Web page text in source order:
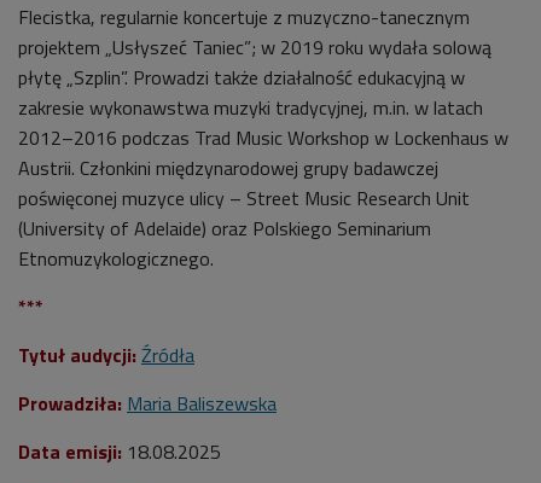
Flecistka, regularnie koncertuje z muzyczno-tanecznym
projektem „Usłyszeć Taniec”; w 2019 roku wydała solową
płytę „Szplin”. Prowadzi także działalność edukacyjną w
zakresie wykonawstwa muzyki tradycyjnej, m.in. w latach
2012–2016 podczas Trad Music Workshop w Lockenhaus w
Austrii. Członkini międzynarodowej grupy badawczej
poświęconej muzyce ulicy – Street Music Research Unit
(University of Adelaide) oraz Polskiego Seminarium
Etnomuzykologicznego.
***
Tytuł audycji: Źródła
Prowadziła: Maria Baliszewska
Data emisji: 18.08.2025